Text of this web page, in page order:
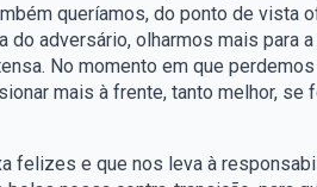
queríamos, do ponto de vista
adversário, olharmos mais para
No momento em que
mais à frente, tanto melhor, se
felizes e que nos leva à